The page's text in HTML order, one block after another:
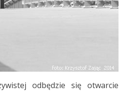
odbędzie się otwarcie